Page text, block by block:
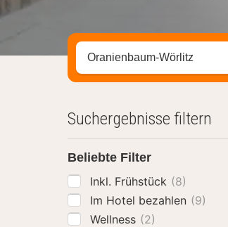
Stadt, Region oder Hotel
Suchergebnisse filtern
Beliebte Filter
Inkl. Frühstück (8)
Im Hotel bezahlen (9)
Wellness (2)